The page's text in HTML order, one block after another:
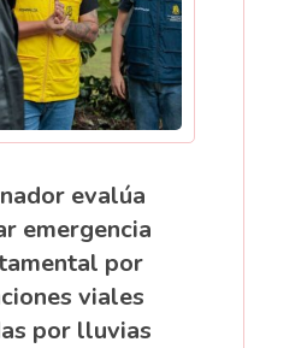
evalúa
emergencia
por
viales
por lluvias